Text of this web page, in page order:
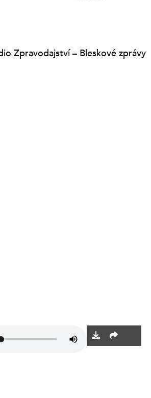
Zpravodajství – Bleskové zprávy